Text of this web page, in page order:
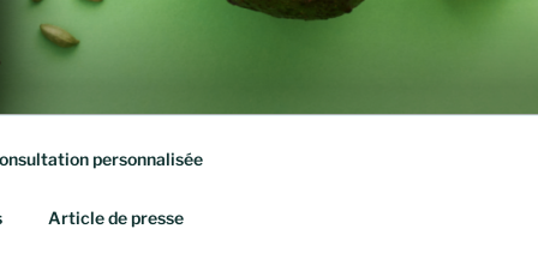
personnalisée
Article de presse